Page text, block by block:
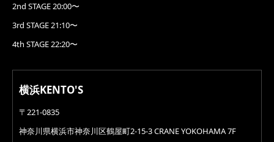
2nd STAGE 20:00〜
3rd STAGE 21:10〜
4th STAGE 22:20〜
横浜KENTO'S
〒221-0835
神奈川県横浜市神奈川区鶴屋町2-15-3 CRANE YOKOHAMA 7F